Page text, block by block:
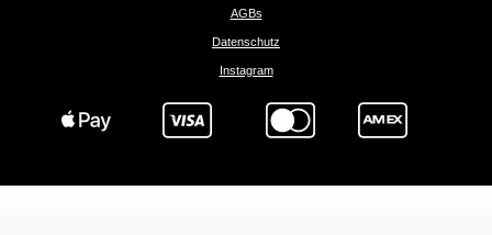
AGBs
Datenschutz
Instagram